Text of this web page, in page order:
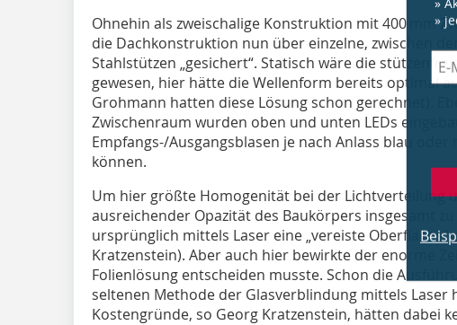
Ohnehin als zweischalige Konstruktion mit 400 mm
die Dachkonstruktion nun über einzelne, zwischen
Stahlstützen „gesichert“. Statisch wäre die
gewesen, hier hätte die Wellenform bereits optimal
Grohmann hatten diese Lösung schon gerechnet).
Zwischenraum wurden oben und unten LEDs
Empfangs-/Ausgangsblasen je nach Anlass blau
können.
Um hier größte Homogenität bei der Lichtverteilung
ausreichender Opazität des Baukörpers insgesamt zu
ursprünglich mittels Laser eine „vereiste
Kratzenstein). Aber auch hier bewirkte der enorme
Folienlösung entscheiden musste. Schon die
seltenen Methode der Glasverblindung mittels Laser
Kostengründe, so Georg Kratzenstein, hätten dabei